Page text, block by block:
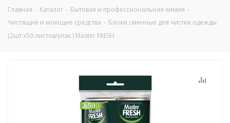
Главная - Каталог - Бытовая и профессиональная химия -
Чистящие и моющие средства - Блоки сменные для чистки одежды
(2шт.х50 листов/упак.) Master FRESH